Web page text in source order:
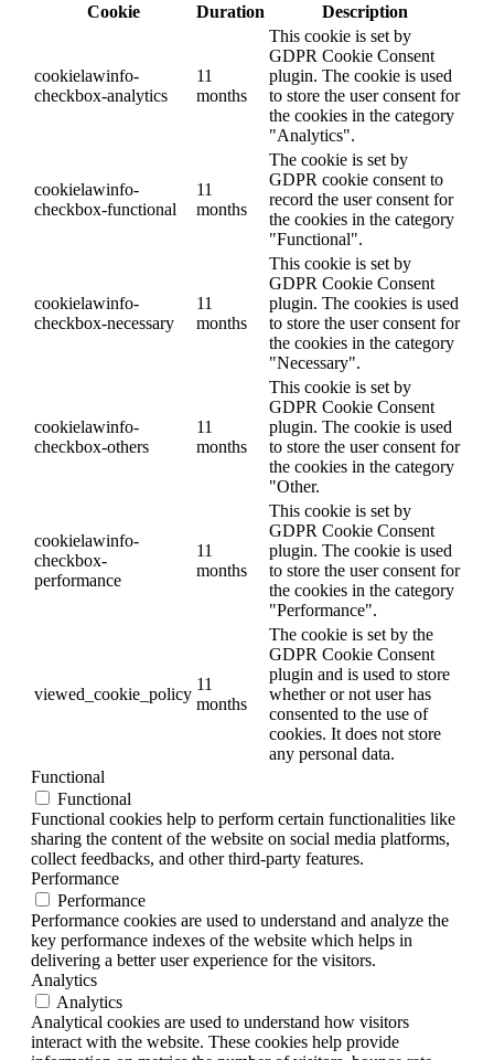
Cookie
Duration Description
cookielawinfo-
checkbox-analytics
11
months
This cookie is set by
GDPR Cookie Consent
plugin. The cookie is used
to store the user consent for
the cookies in the category
"Analytics".
cookielawinfo-
checkbox-functional
11
months
The cookie is set by
GDPR cookie consent to
record the user consent for
the cookies in the category
"Functional".
cookielawinfo-
checkbox-necessary
11
months
This cookie is set by
GDPR Cookie Consent
plugin. The cookies is used
to store the user consent for
the cookies in the category
"Necessary".
cookielawinfo-
checkbox-others
11
months
This cookie is set by
GDPR Cookie Consent
plugin. The cookie is used
to store the user consent for
the cookies in the category
"Other.
cookielawinfo-
checkbox-
performance
11
months
This cookie is set by
GDPR Cookie Consent
plugin. The cookie is used
to store the user consent for
the cookies in the category
"Performance".
viewed_cookie_policy
11
months
The cookie is set by the
GDPR Cookie Consent
plugin and is used to store
whether or not user has
consented to the use of
cookies. It does not store
any personal data.
Functional
Functional
Functional cookies help to perform certain functionalities like
sharing the content of the website on social media platforms,
collect feedbacks, and other third-party features.
Performance
Performance
Performance cookies are used to understand and analyze the
key performance indexes of the website which helps in
delivering a better user experience for the visitors.
Analytics
Analytics
Analytical cookies are used to understand how visitors
interact with the website. These cookies help provide